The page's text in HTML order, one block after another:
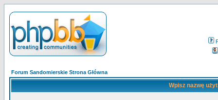
Forum Sandomierskie Strona Główna
Wpisz nazwę